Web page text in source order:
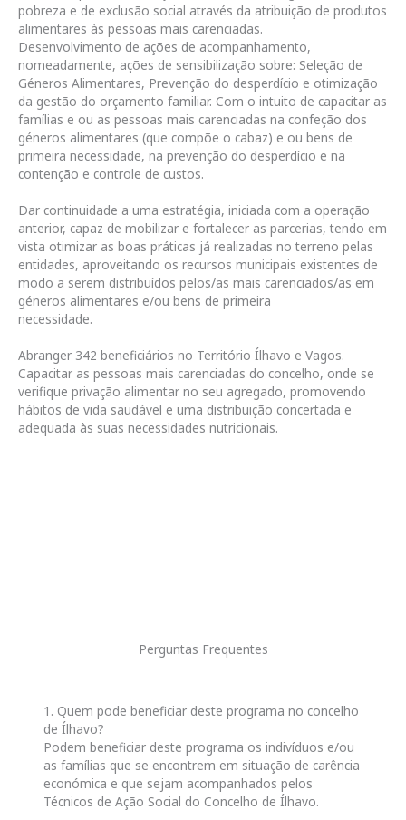
pobreza e de exclusão social através da atribuição de produtos
alimentares às pessoas mais carenciadas.
Desenvolvimento de ações de acompanhamento,
nomeadamente, ações de sensibilização sobre: Seleção de
Géneros Alimentares, Prevenção do desperdício e otimização
da gestão do orçamento familiar. Com o intuito de capacitar as
famílias e ou as pessoas mais carenciadas na confeção dos
géneros alimentares (que compõe o cabaz) e ou bens de
primeira necessidade, na prevenção do desperdício e na
contenção e controle de custos.
Dar continuidade a uma estratégia, iniciada com a operação
anterior, capaz de mobilizar e fortalecer as parcerias, tendo em
vista otimizar as boas práticas já realizadas no terreno pelas
entidades, aproveitando os recursos municipais existentes de
modo a serem distribuídos pelos/as mais carenciados/as em
géneros alimentares e/ou bens de primeira
necessidade.
Abranger 342 beneficiários no Território Ílhavo e Vagos.
Capacitar as pessoas mais carenciadas do concelho, onde se
verifique privação alimentar no seu agregado, promovendo
hábitos de vida saudável e uma distribuição concertada e
adequada às suas necessidades nutricionais.
Perguntas Frequentes
1. Quem pode beneficiar deste programa no concelho
de Ílhavo?
Podem beneficiar deste programa os indivíduos e/ou
as famílias que se encontrem em situação de carência
económica e que sejam acompanhados pelos
Técnicos de Ação Social do Concelho de Ílhavo.